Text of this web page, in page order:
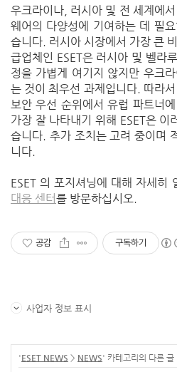
우크라이나 러시아 및 전 세계에
웨어의 다양성에 기여하는 데 필
습니다. 러시아 시장에서 가장 큰 비
급업체인 ESET은 러시아 및 벨라
정을 가볍게 여기지 않지만 우크
는 것이 최우선 과제입니다. 따라
보안 우선 순위에서 유럽 파트너
가장 잘 나타내기 위해 ESET은 이
습니다. 추가 조치는 고려 중이며
니다.
ESET의 포지셔닝에 대해 자세히
대응 센터를 방문하십시오.
공감 구독하기
사업자 정보 표시
'ESET NEWS > NEWS' 카테고리의 다른 글